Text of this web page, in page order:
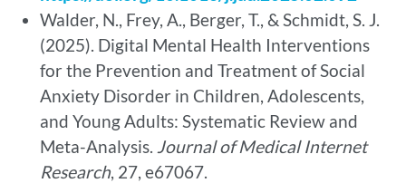
Walder, N., Frey, A., Berger, T., & Schmidt, S. J.
(2025). Digital Mental Health Interventions
for the Prevention and Treatment of Social
Anxiety Disorder in Children, Adolescents,
and Young Adults: Systematic Review and
Meta-Analysis. Journal of Medical Internet
Research, 27, e67067.